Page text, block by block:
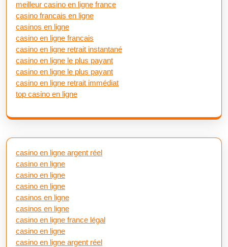
meilleur casino en ligne france
casino francais en ligne
casinos en ligne
casino en ligne francais
casino en ligne retrait instantané
casino en ligne le plus payant
casino en ligne le plus payant
casino en ligne retrait immédiat
top casino en ligne
casino en ligne argent réel
casino en ligne
casino en ligne
casino en ligne
casinos en ligne
casinos en ligne
casino en ligne france légal
casino en ligne
casino en ligne argent réel